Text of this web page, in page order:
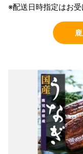
※配送日時指定はお受